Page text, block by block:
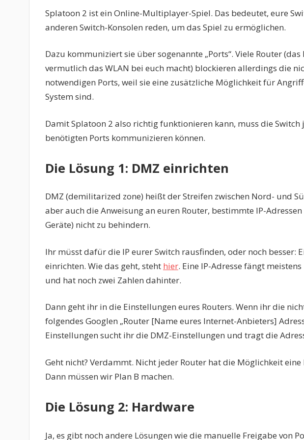
Splatoon 2 ist ein Online-Multiplayer-Spiel. Das bedeutet, eure
anderen Switch-Konsolen reden, um das Spiel zu ermöglichen.
Dazu kommuniziert sie über sogenannte „Ports“. Viele Router (das
vermutlich das WLAN bei euch macht) blockieren allerdings die
notwendigen Ports, weil sie eine zusätzliche Möglichkeit für
System sind.
Damit Splatoon 2 also richtig funktionieren kann, muss die Switch
benötigten Ports kommunizieren können.
Die Lösung 1: DMZ einrichten
DMZ (demilitarized zone) heißt der Streifen zwischen Nord- und
aber auch die Anweisung an euren Router, bestimmte IP-
Geräte) nicht zu behindern.
Ihr müsst dafür die IP eurer Switch rausfinden, oder noch besser:
einrichten. Wie das geht, steht hier. Eine IP-Adresse fängt
und hat noch zwei Zahlen dahinter.
Dann geht ihr in die Einstellungen eures Routers. Wenn ihr die
folgendes Googlen „Router [Name eures Internet-Anbieters]
Einstellungen sucht ihr die DMZ-Einstellungen und tragt die
Geht nicht? Verdammt. Nicht jeder Router hat die Möglichkeit
Dann müssen wir Plan B machen.
Die Lösung 2: Hardware
Ja, es gibt noch andere Lösungen wie die manuelle Freigabe von